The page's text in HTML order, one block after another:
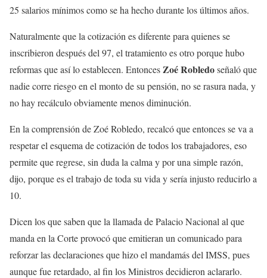
25 salarios mínimos como se ha hecho durante los últimos años.
Naturalmente que la cotización es diferente para quienes se
inscribieron después del 97, el tratamiento es otro porque hubo
reformas que así lo establecen. EntoncesZoé Robledoseñaló que
nadie corre riesgo en el monto de su pensión, no se rasura nada, y
no hay recálculo obviamente menos diminución.
En la comprensión de Zoé Robledo, recalcó que entonces se va a
respetar el esquema de cotización de todos los trabajadores, eso
permite que regrese, sin duda la calma y por una simple razón,
dijo, porque es el trabajo de toda su vida y sería injusto reducirlo a
10.
Dicen los que saben que la llamada de Palacio Nacional al que
manda en la Corte provocó que emitieran un comunicado para
reforzar las declaraciones que hizo el mandamás del IMSS, pues
aunque fue retardado, al fin los Ministros decidieron aclararlo.